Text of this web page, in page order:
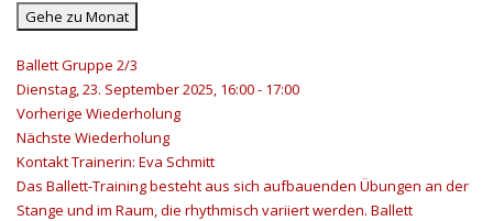
Gehe zu Monat
Ballett Gruppe 2/3
Dienstag, 23. September 2025, 16:00 - 17:00
Vorherige Wiederholung
Nächste Wiederholung
KontaktTrainerin: Eva Schmitt
Das Ballett-Training besteht aus sich aufbauenden Übungen an der
Stange und im Raum, die rhythmisch variiert werden. Ballett